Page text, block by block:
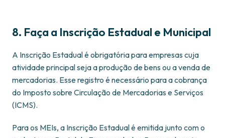
8. Faça a Inscrição Estadual e Municipal
A Inscrição Estadual é obrigatória para empresas cuja
atividade principal seja a produção de bens ou a venda de
mercadorias. Esse registro é necessário para a cobrança
do Imposto sobre Circulação de Mercadorias e Serviços
(ICMS).
Para os MEIs, a Inscrição Estadual é emitida junto com o